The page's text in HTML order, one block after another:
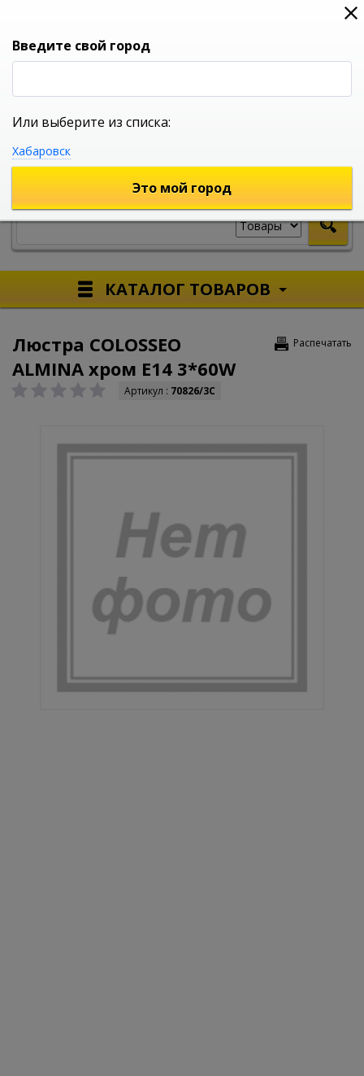
0
УНИВЕРСАЛЬНЫЙ ИНТЕРНЕТ МАГАЗИН
КАТАЛОГ ТОВАРОВ
Распечатать
Люстра COLOSSEO
ALMINA хром E14 3*60W
Артикул : 70826/3C
Введите свой город
Или выберите из списка:
Хабаровск
Это мой город